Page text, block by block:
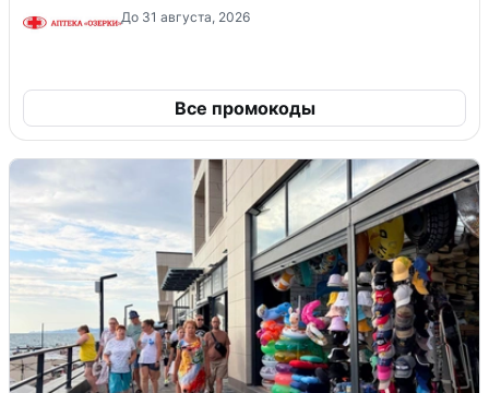
До 31 августа, 2026
Все промокоды